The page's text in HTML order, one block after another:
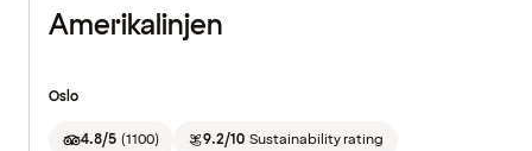
Amerikalinjen
Oslo
4.8/5 (1100) 9.2/10 Sustainability rating